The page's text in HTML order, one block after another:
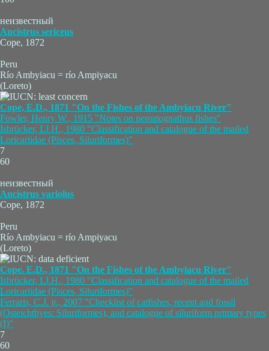
неизвестный
Ancistrus sericeus
Cope, 1872
Peru
Río Ambyiacu = río Ampiyacu
(Loreto)
Cope, E.D., 1871 "On the Fishes of the Ambyiacu River"
Fowler, Henry W., 1915 "Notes on nematognathus fishes"
Isbrücker, I.J.H., 1980 "Classification and catalogue of the mailed
Loricariidae (Pisces, Siluriformes)"
7
60
неизвестный
Ancistrus variolus
Cope, 1872
Peru
Río Ambyiacu = río Ampiyacu
(Loreto)
Cope. E.D., 1871 "On the Fishes of the Ambyiacu River"
Isbrücker, I.J.H., 1980 "Classification and catalogue of the mailed
Loricariidae (Pisces, Siluriformes)"
Ferraris, C.J. jr., 2007 "Checklist of catfishes, recent and fossil
(Osteichthyes: Siluriformes), and catalogue of siluriform primary types
(I)"
7
60